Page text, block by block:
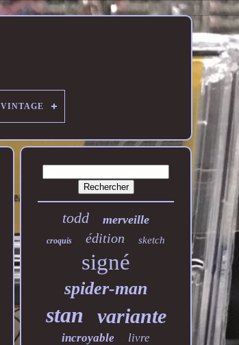
VINTAGE
todd merveille
croquis édition sketch
signé
spider-man
stan variante
incroyable livre